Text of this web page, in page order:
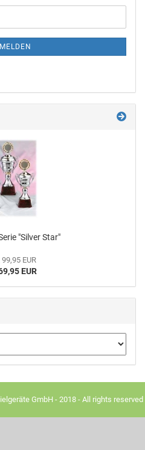
"Sil­ver Star"
EUR
EUR
GmbH - 2018 - All rights reserved